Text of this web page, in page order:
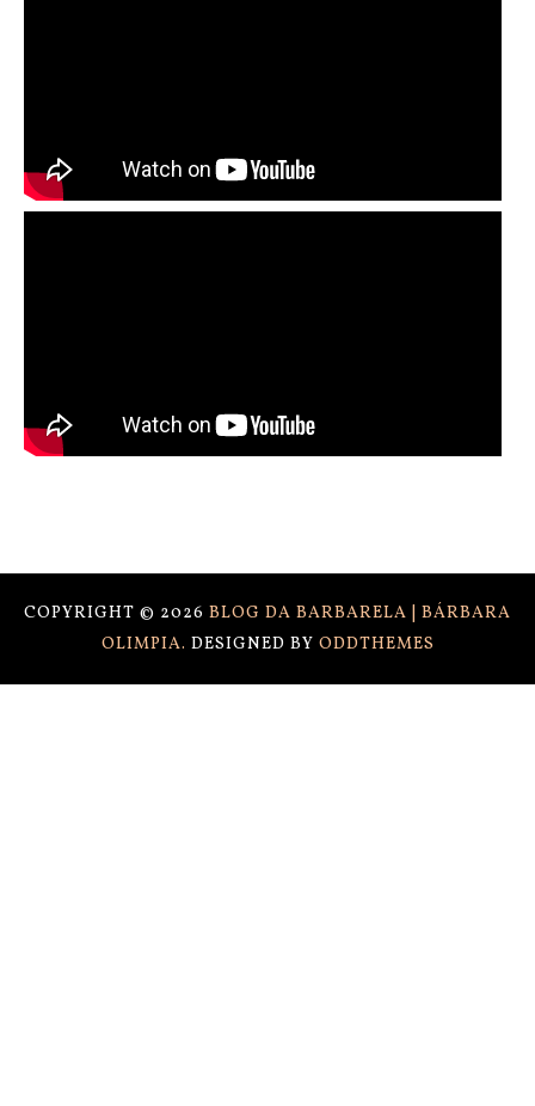
COPYRIGHT © 2026 BLOG DA BARBARELA | BÁRBARA
OLIMPIA. DESIGNED BY ODDTHEMES